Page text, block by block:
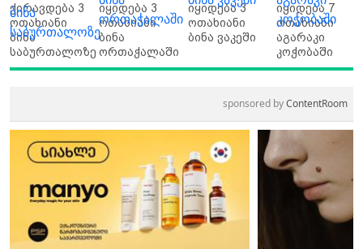
ქირავდება 3
ოთახიანი
ბინა
საბურთალოზე
იყიდება 3
ოთახიანი
ბინა
ორთაჭალაში
იყიდება 3
ოთახიანი
ბინა ვაკეში
იყიდება 7
ოთახიანი
აგარაკი
კოჭობაში
sponsored byContentRoom